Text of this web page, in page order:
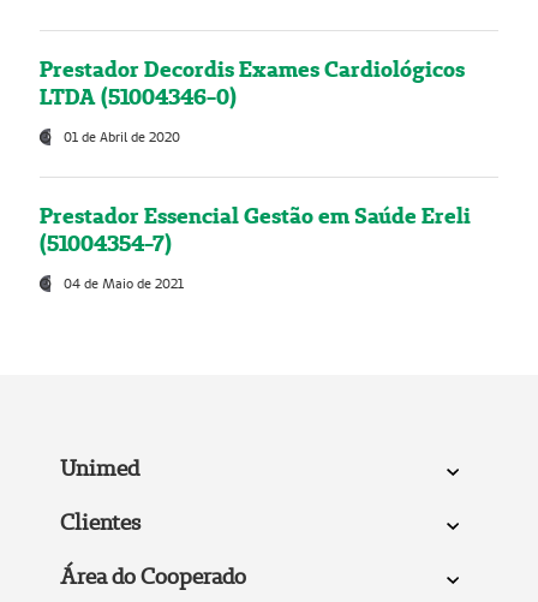
Prestador Decordis Exames Cardiológicos
LTDA (51004346-0)
01 de Abril de 2020
Prestador Essencial Gestão em Saúde Ereli
(51004354-7)
04 de Maio de 2021
Unimed
Clientes
Área do Cooperado